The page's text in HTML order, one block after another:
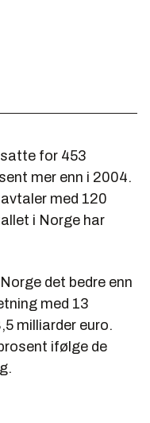
for 453
mer enn i 2004.
med 120
i Norge har
det bedre enn
med 13
milliarder euro.
ifølge de